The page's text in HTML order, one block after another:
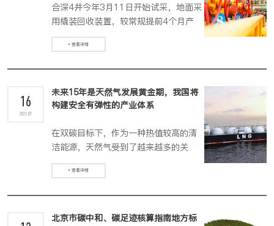
管”的原则，推进工业园区和工业集中区
（以下简称工业园区）热电联产健康有
序发展。
合深4井今年3月11日开始试采，地面采
用橇装回收装置，较常规提前4个月产
气，并完成区块先导试验方案的编制，
共部署新气井5口，利用待用井2口，预
+ 查看详情
16
2021.07
未来15年是天然气发展黄金期，我国将
构建安全有弹性的产业体系
在双碳目标下，作为一种热值较高的清
洁能源，天然气受到了越来越多的关
注。近日，国际能源署《天然气分析及
展望2021-2024》报告（下称《报
影响，全球天然气需求下降了1.9%，即
+ 查看详情
北京市碳中和、碳足迹核算指南地方标